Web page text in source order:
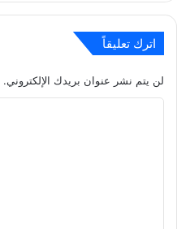
اترك تعليقاً
لن يتم نشر عنوان بريدك الإلكتروني.